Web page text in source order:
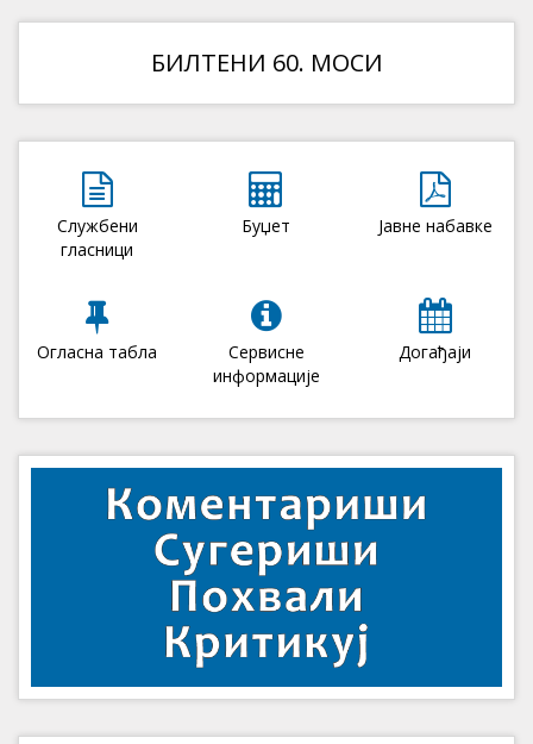
БИЛТЕНИ 60. МОСИ
Службени
гласници
Буџет Јавне набавке
Огласна табла
Сервисне
информације
Догађаји